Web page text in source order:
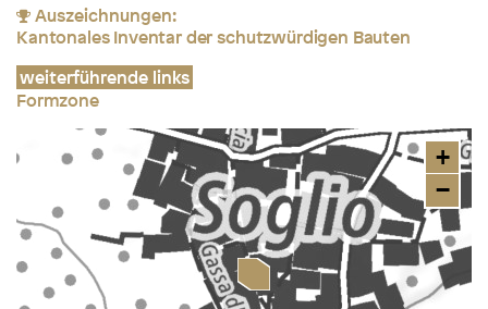
Auszeichnungen:
Kantonales Inventar der schutzwürdigen Bauten
weiterführende links
Formzone
+
−